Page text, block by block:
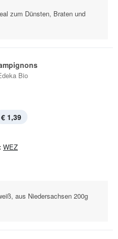
zum Dünsten, Braten und
Bio
€ 1,39
WEZ
aus Niedersachsen 200g